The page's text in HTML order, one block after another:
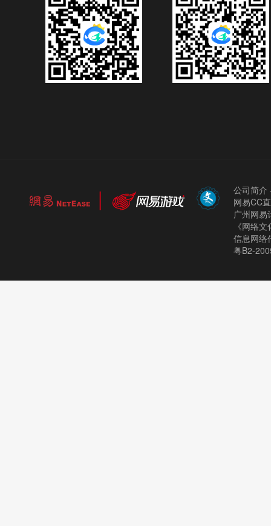
公司简介
网易CC
广州网
《网络
信息网络
粤B2-